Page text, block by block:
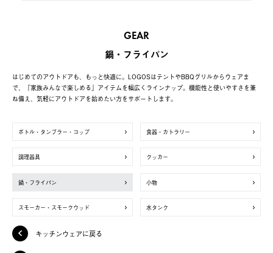
GEAR
鍋・フライパン
はじめてのアウトドアも、もっと快適に。LOGOSはテントやBBQグリルからウェアま
で、「家族みんなで楽しめる」アイテムを幅広くラインナップ。機能性と使いやすさを兼
ね備え、気軽にアウトドアを始めたい方をサポートします。
ボトル・タンブラー・コップ 食器・カトラリー
調理器具 クッカー
鍋・フライパン 小物
スモーカー・スモークウッド 水タンク
キッチンウェアに戻る